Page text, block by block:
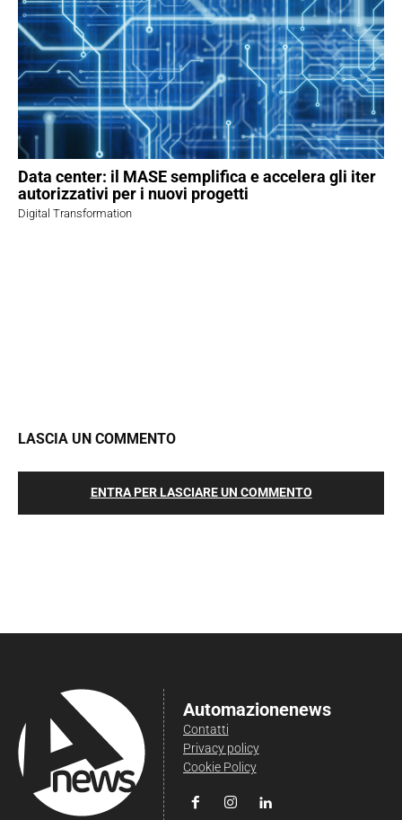
Data center: il MASE semplifica e accelera gli iter
autorizzativi per i nuovi progetti
Digital Transformation
LASCIA UN COMMENTO
ENTRA PER LASCIARE UN COMMENTO
Automazionenews
Contatti
Privacy policy
Cookie Policy